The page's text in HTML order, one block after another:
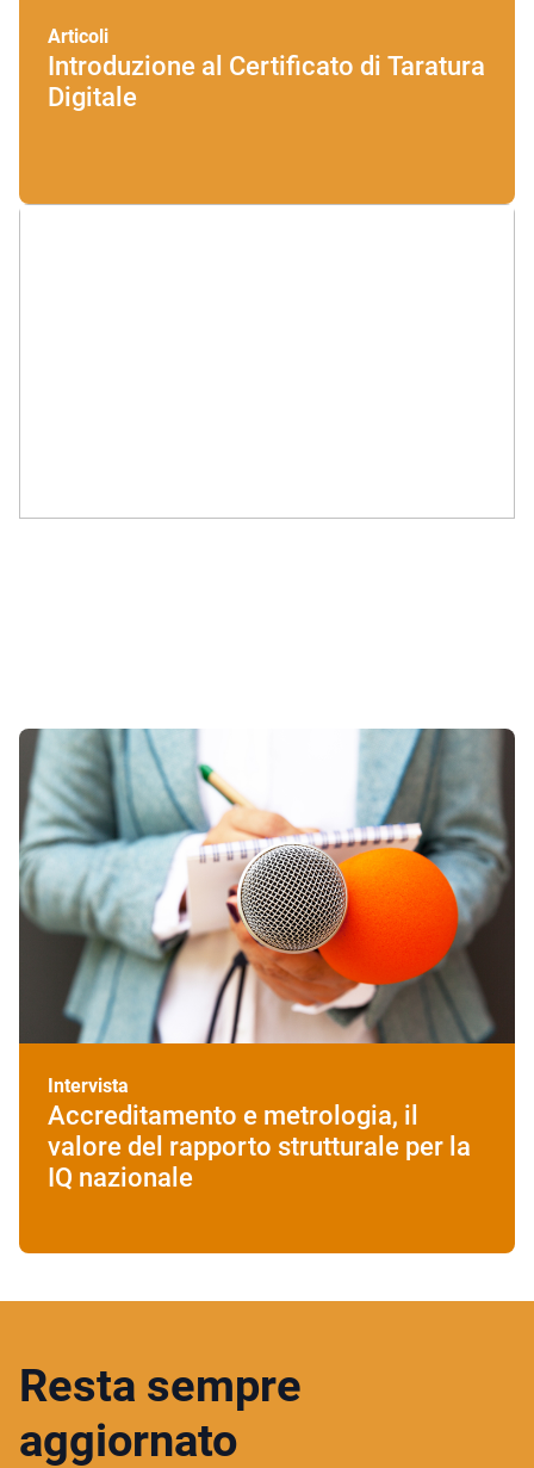
Articoli
Introduzione al Certificato di Taratura
Digitale
Intervista
Accreditamento e metrologia, il
valore del rapporto strutturale per la
IQ nazionale
Resta sempre
aggiornato